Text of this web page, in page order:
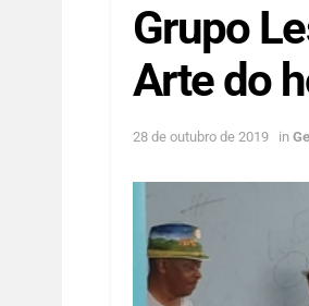
Grupo
Arte do
28 de outubro de 2019 in